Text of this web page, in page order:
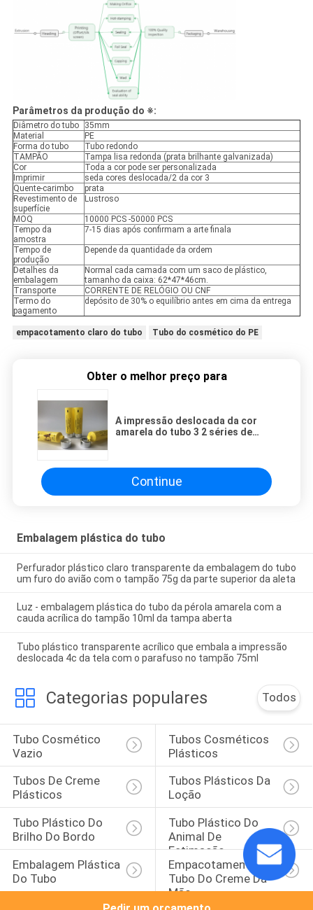
Parâmetros da produção do ※:
Diâmetro do tubo
35mm
Material
PE
Forma do tubo
Tubo redondo
TAMPÃO
Tampa lisa redonda (prata brilhante galvanizada)
Cor
Toda a cor pode ser personalizada
Imprimir
seda cores deslocada/2 da cor 3
Quente-carimbo
prata
Revestimento de
superfície
Lustroso
MOQ
10000 PCS -50000 PCS
Tempo da
amostra
7-15 dias após confirmam a arte finala
Tempo de
produção
Depende da quantidade da ordem
Detalhes da
embalagem
Normal cada camada com um saco de plástico,
tamanho da caixa: 62*47*46cm.
Transporte
CORRENTE DE RELÓGIO OU CNF
Termo do
pagamento
depósito de 30% o equilíbrio antes em cima da entrega
empacotamento claro do tubo Tubo do cosmético do PE
Obter o melhor preço para
A impressão deslocada da cor
amarela do tubo 3 2 séries de
da impressão de seda da cor hose
Continue
Embalagem plástica do tubo
Perfurador plástico claro transparente da embalagem do tubo
um furo do avião com o tampão 75g da parte superior da aleta
Luz - embalagem plástica do tubo da pérola amarela com a
cauda acrílica do tampão 10ml da tampa aberta
Tubo plástico transparente acrílico que embala a impressão
deslocada 4c da tela com o parafuso no tampão 75ml
Categorias populares Todos
Tubo Cosmético
Vazio
Tubos Cosméticos
Plásticos
Tubos De Creme
Plásticos
Tubos Plásticos Da
Loção
Tubo Plástico Do
Brilho Do Bordo
Tubo Plástico Do
Animal De
Estimação
Embalagem Plástica
Do Tubo
Empacotamento Do
Tubo Do Creme Da
Mão